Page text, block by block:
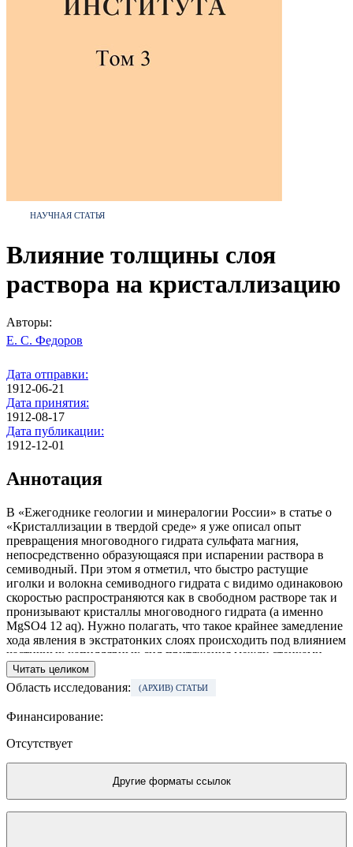
НАУЧНАЯ СТАТЬЯ
Влияние толщины слоя
раствора на кристаллизацию
Авторы:
Е. С. Федоров
Дата отправки:
1912-06-21
Дата принятия:
1912-08-17
Дата публикации:
1912-12-01
Аннотация
В «Ежегоднике геологии и минералогии России» в статье о
«Кристаллизации в твердой среде» я уже описал опыт
превращения многоводного гидрата сульфата магния,
непосредственно образующаяся при испарении раствора в
семиводный. При этом я отметил, что быстро растущие
иголки и волокна семиводного гидрата с видимо одинаковою
скоростью распространяются как в свободном растворе так и
пронизывают кристаллы многоводного гидрата (а именно
MgSO4 12 aq). Нужно полагать, что такое крайнее замедление
хода явления в экстратонких слоях происходить под влиянием
частичных капиллярных сил притяжения между стенками
клинового пространства и его содержимым.
Читать целиком
Область исследования: (АРХИВ) СТАТЬИ
Финансирование:
Отсутствует
Другие форматы ссылок